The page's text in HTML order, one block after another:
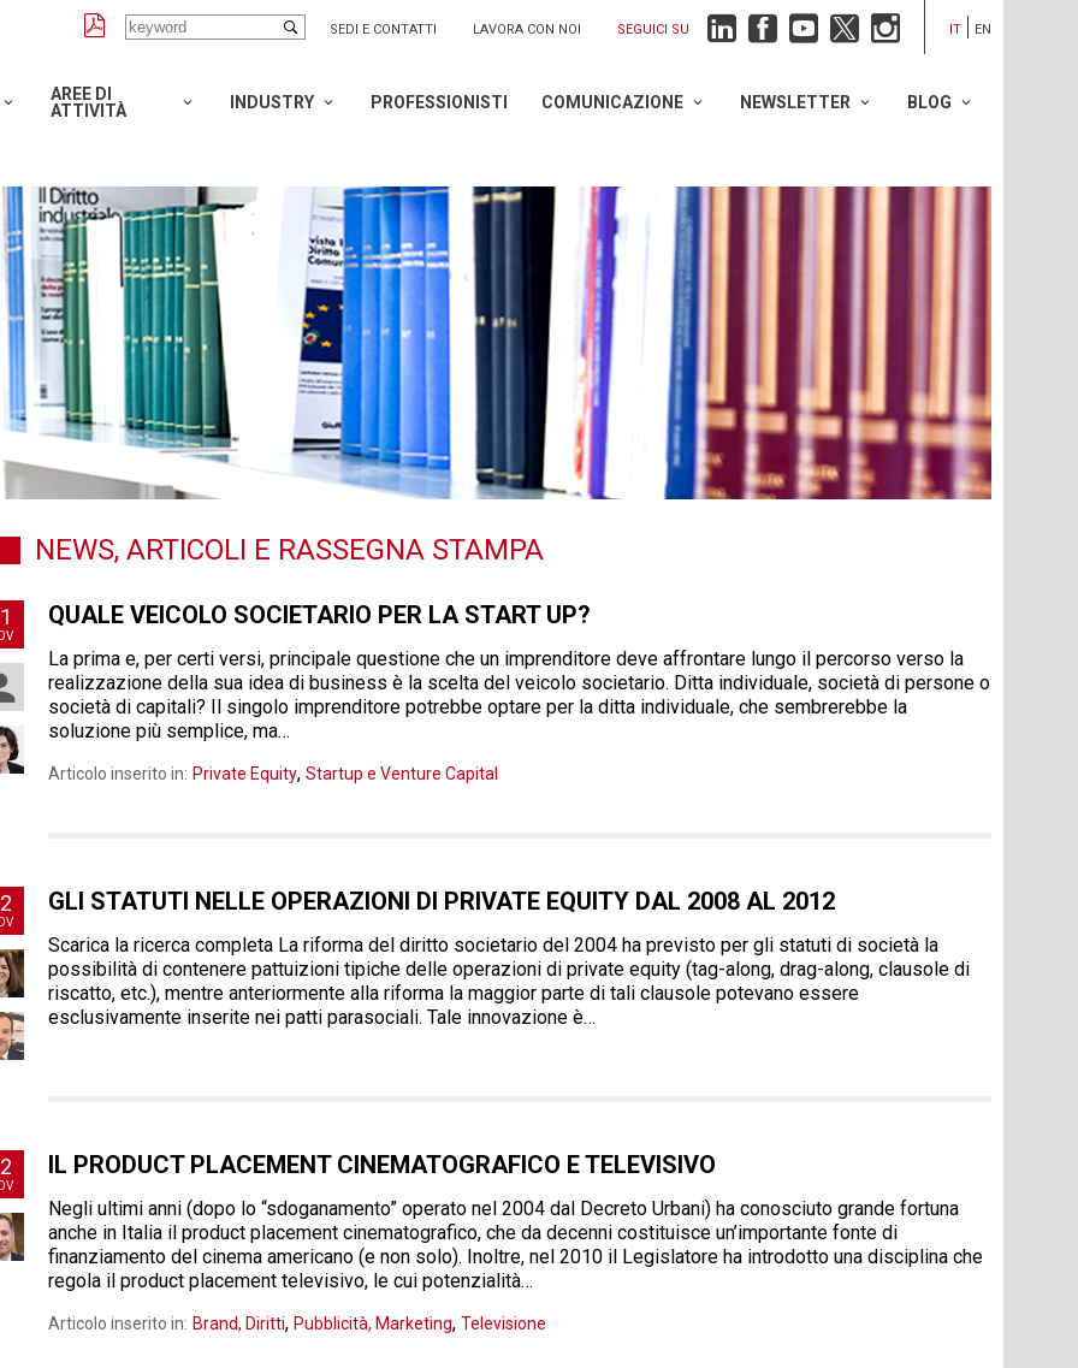
SEDI E CONTATTI LAVORA CON NOI SEGUICI SU IT EN
AREE DI
ATTIVITÀ
INDUSTRY PROFESSIONISTI COMUNICAZIONE NEWSLETTER BLOG
NEWS, ARTICOLI E RASSEGNA STAMPA
QUALE VEICOLO SOCIETARIO PER LA START UP?
La prima e, per certi versi, principale questione che un imprenditore deve affrontare lungo il percorso verso la
realizzazione della sua idea di business è la scelta del veicolo societario. Ditta individuale, società di persone o
società di capitali? Il singolo imprenditore potrebbe optare per la ditta individuale, che sembrerebbe la
soluzione più semplice, ma…
Articolo inserito in: Private Equity, Startup e Venture Capital
GLI STATUTI NELLE OPERAZIONI DI PRIVATE EQUITY DAL 2008 AL 2012
Scarica la ricerca completa La riforma del diritto societario del 2004 ha previsto per gli statuti di società la
possibilità di contenere pattuizioni tipiche delle operazioni di private equity (tag-along, drag-along, clausole di
riscatto, etc.), mentre anteriormente alla riforma la maggior parte di tali clausole potevano essere
esclusivamente inserite nei patti parasociali. Tale innovazione è…
IL PRODUCT PLACEMENT CINEMATOGRAFICO E TELEVISIVO
Negli ultimi anni (dopo lo “sdoganamento” operato nel 2004 dal Decreto Urbani) ha conosciuto grande fortuna
anche in Italia il product placement cinematografico, che da decenni costituisce un’importante fonte di
finanziamento del cinema americano (e non solo). Inoltre, nel 2010 il Legislatore ha introdotto una disciplina che
regola il product placement televisivo, le cui potenzialità…
Articolo inserito in: Brand, Diritti, Pubblicità, Marketing, Televisione